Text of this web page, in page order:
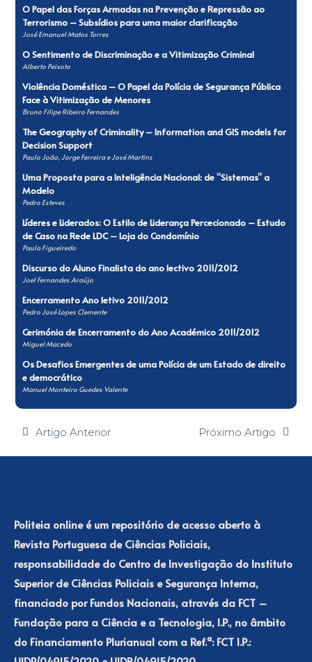
O Papel das Forças Armadas na Prevenção e Repressão ao
Terrorismo – Subsídios para uma maior clarificação
José Emanuel Matos Torres
O Sentimento de Discriminação e a Vitimização Criminal
Alberto Peixoto
Violência Doméstica – O Papel da Polícia de Segurança Pública
Face à Vitimização de Menores
Bruno Filipe Ribeiro Fernandes
The Geography of Criminality – Information and GIS models for
Decision Support
Paulo João, Jorge Ferreira e José Martins
Uma Proposta para a Inteligência Nacional: de “Sistemas” a
Modelo
Pedro Esteves
Líderes e Liderados: O Estilo de Liderança Percecionado – Estudo
de Caso na Rede LDC – Loja do Condomínio
Paula Figueiredo
Discurso do Aluno Finalista do ano lectivo 2011/2012
Joel Fernandes Araújo
Encerramento Ano letivo 2011/2012
Pedro José Lopes Clemente
Cerimónia de Encerramento do Ano Académico 2011/2012
Miguel Macedo
Os Desafios Emergentes de uma Polícia de um Estado de direito
e democrático
Manuel Monteiro Guedes Valente
Artigo Anterior Próximo Artigo
Politeia online é um repositório de acesso aberto à
Revista Portuguesa de Ciências Policiais,
responsabilidade do Centro de Investigação do Instituto
Superior de Ciências Policiais e Segurança Interna,
financiado por Fundos Nacionais, através da FCT –
Fundação para a Ciência e a Tecnologia, I.P., no âmbito
do Financiamento Plurianual com a Ref.ª: FCT I.P.: